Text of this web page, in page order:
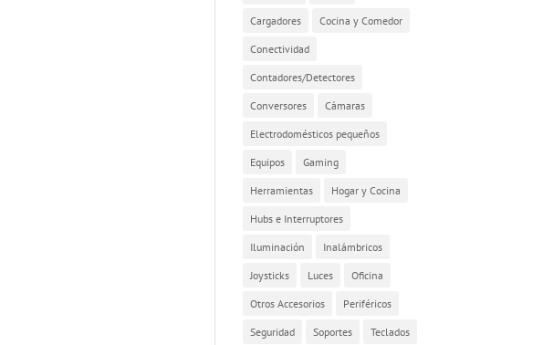
Cargadores Cocina y Comedor
Conectividad
Contadores/Detectores
Conversores Cámaras
Electrodomésticos pequeños
Equipos Gaming
Herramientas Hogar y Cocina
Hubs e Interruptores
Iluminación Inalámbricos
Joysticks Luces Oficina
Otros Accesorios Periféricos
Seguridad Soportes Teclados